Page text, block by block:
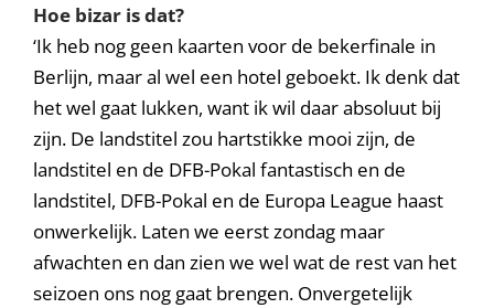
Hoe bizar is dat?
‘Ik heb nog geen kaarten voor de bekerfinale in
Berlijn, maar al wel een hotel geboekt. Ik denk dat
het wel gaat lukken, want ik wil daar absoluut bij
zijn. De landstitel zou hartstikke mooi zijn, de
landstitel en de DFB-Pokal fantastisch en de
landstitel, DFB-Pokal en de Europa League haast
onwerkelijk. Laten we eerst zondag maar
afwachten en dan zien we wel wat de rest van het
seizoen ons nog gaat brengen. Onvergetelijk